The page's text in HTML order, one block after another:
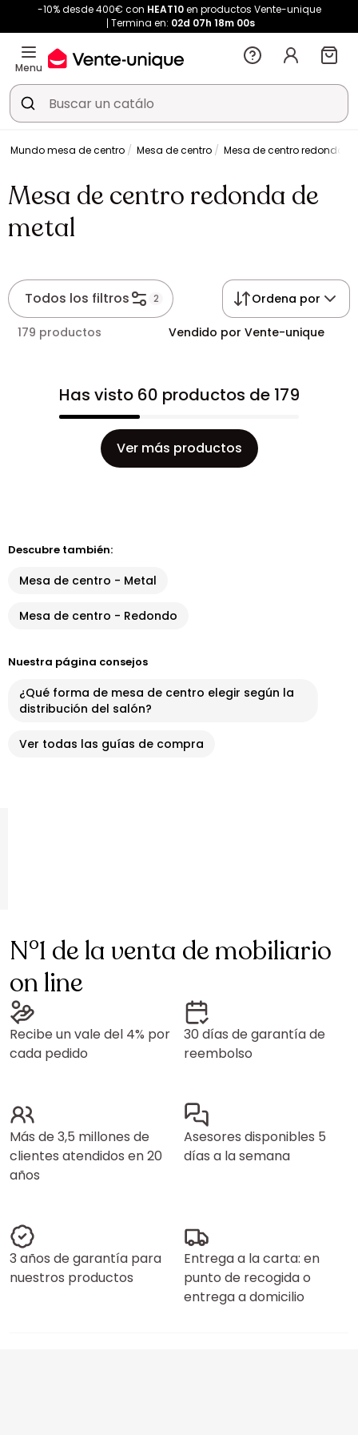
-10% desde 400€ con HEAT10en productos Vente-unique
Termina en: 02d 07h 18m 00s
Menu
Mundo mesa de centro Mesa de centro Mesa de centro redonda
Mesa de centro redonda de
metal
Todos los filtros 2 Ordena por
179 productos Vendido por Vente-unique
Has visto 60 productos de 179
Ver más productos
Descubre también:
Mesa de centro - Metal
Mesa de centro - Redondo
Nuestra página consejos
¿Qué forma de mesa de centro elegir según la
distribución del salón?
Ver todas las guías de compra
N°1 de la venta de mobiliario
on line
Recibe un vale del 4% por
cada pedido
30 días de garantía de
reembolso
Más de 3,5 millones de
clientes atendidos en 20
años
Asesores disponibles 5
días a la semana
3 años de garantía para
nuestros productos
Entrega a la carta: en
punto de recogida o
entrega a domicilio